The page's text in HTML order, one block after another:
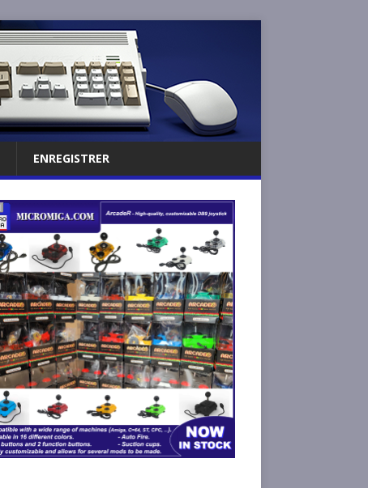
ENREGISTRER